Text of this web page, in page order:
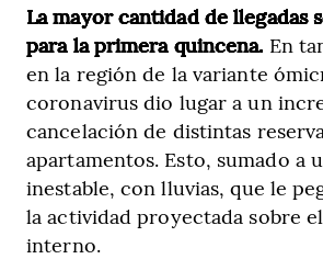
La mayor cantidad de llegadas
para la primera quincena. En
en la región de la variante
coronavirus dio lugar a un
cancelación de distintas
apartamentos. Esto, sumado a
inestable, con lluvias, que le
la actividad proyectada sobre
interno.